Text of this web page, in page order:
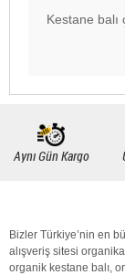
Kestane balı
Aynı Gün Kargo
Bizler Türkiye’nin en
alışveriş sitesi
organik kestane balı,